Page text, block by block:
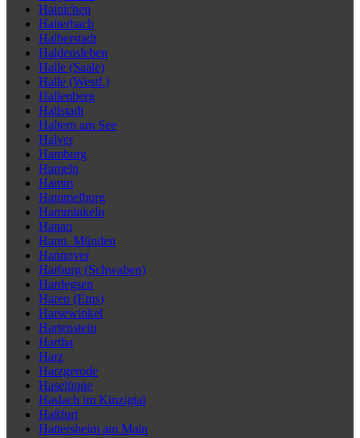
Hainichen
Haiterbach
Halberstadt
Haldensleben
Halle (Saale)
Halle (Westf.)
Hallenberg
Hallstadt
Haltern am See
Halver
Hamburg
Hameln
Hamm
Hammelburg
Hamminkeln
Hanau
Hann. Münden
Hannover
Harburg (Schwaben)
Hardegsen
Haren (Ems)
Harsewinkel
Hartenstein
Hartha
Harz
Harzgerode
Haselünne
Haslach im Kinzigtal
Haßfurt
Hattersheim am Main